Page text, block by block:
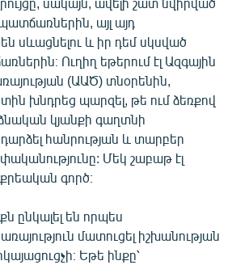
այլ այդ
սևացնելու և իր դեմ սկսված
Ուղիղ եթերում էլ Ազգային
(ԱԱԾ) տնօրենին,
խնդրեց պարզել, թե ում ձեռքով
կյանքի գաղտնի
հանրության և տարբեր
Մեկ շաբաթ էլ
գործ։
ընկալել են որպես
մատուցել իշխանության
Եթե ինքը՝